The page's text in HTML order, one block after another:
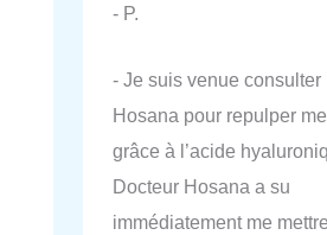
- P.
- Je suis venue consulter
Hosana pour repulper
grâce à l’acide
Docteur Hosana a su
immédiatement me